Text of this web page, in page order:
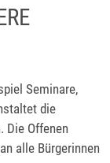
Seminare,
die
Die Offenen
alle Bürgerinnen